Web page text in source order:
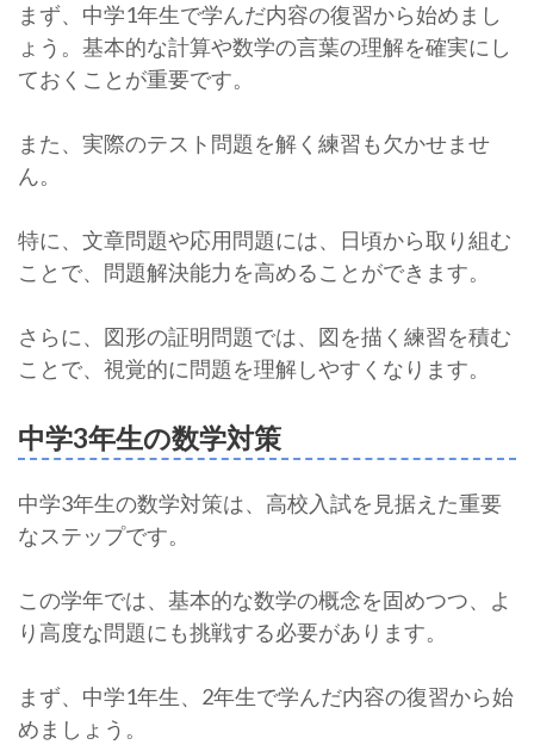
まず、中学1年生で学んだ内容の復習から始めまし
ょう。基本的な計算や数学の言葉の理解を確実にし
ておくことが重要です。
また、実際のテスト問題を解く練習も欠かせませ
ん。
特に、文章問題や応用問題には、日頃から取り組む
ことで、問題解決能力を高めることができます。
さらに、図形の証明問題では、図を描く練習を積む
ことで、視覚的に問題を理解しやすくなります。
中学3年生の数学対策
中学3年生の数学対策は、高校入試を見据えた重要
なステップです。
この学年では、基本的な数学の概念を固めつつ、よ
り高度な問題にも挑戦する必要があります。
まず、中学1年生、2年生で学んだ内容の復習から始
めましょう。